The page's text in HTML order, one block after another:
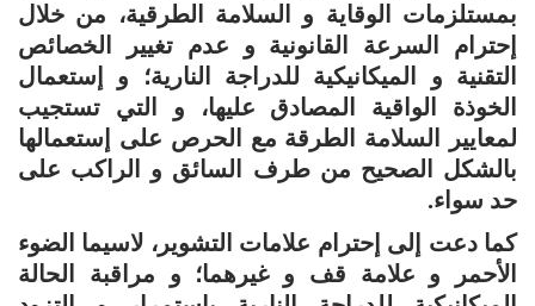
بمستلزمات الوقاية و السلامة الطرقية، من خلال
إحترام السرعة القانونية و عدم تغيير الخصائص
التقنية و الميكانيكية للدراجة النارية؛ و إستعمال
الخوذة الواقية المصادق عليها، و التي تستجيب
لمعايير السلامة الطرقة مع الحرص على إستعمالها
بالشكل الصحيح من طرف السائق و الراكب على
حد سواء.
كما دعت إلى إحترام علامات التشوير، لاسيما الضوء
الأحمر و علامة قف و غيرهما؛ و مراقبة الحالة